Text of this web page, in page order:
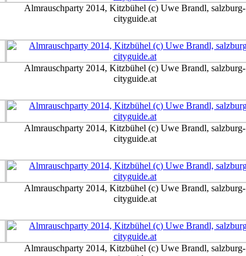
Almrauschparty 2014, Kitzbühel (c) Uwe Brandl, salzburg-
cityguide.at
Almrauschparty 2014, Kitzbühel (c) Uwe Brandl, salzburg-
cityguide.at
Almrauschparty 2014, Kitzbühel (c) Uwe Brandl, salzburg-
cityguide.at
Almrauschparty 2014, Kitzbühel (c) Uwe Brandl, salzburg-
cityguide.at
Almrauschparty 2014, Kitzbühel (c) Uwe Brandl, salzburg-